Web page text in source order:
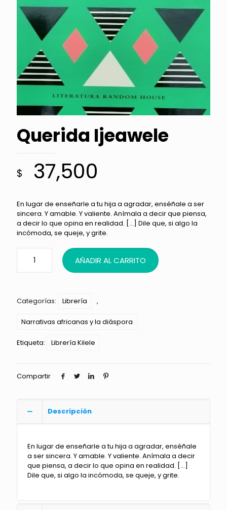
Querida Ijeawele
$ 37,500
En lugar de enseñarle a tu hija a agradar, enséñale a ser
sincera. Y amable. Y valiente. Anímala a decir que piensa,
a decir lo que opina en realidad. […] Dile que, si algo la
incómoda, se queje, y grite.
AÑADIR AL CARRITO
Categorías: Librería ,
Narrativas africanas y la diáspora
Etiqueta: Librería Kilele
Compartir
Descripción
En lugar de enseñarle a tu hija a agradar, enséñale
a ser sincera. Y amable. Y valiente. Anímala a decir
que piensa, a decir lo que opina en realidad. […]
Dile que, si algo la incómoda, se queje, y grite.